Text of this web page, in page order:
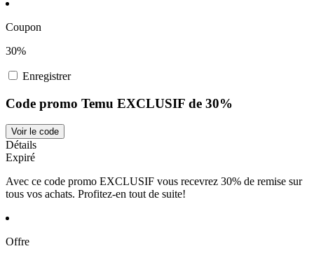
Coupon
30%
Enregistrer
Code promo Temu EXCLUSIF de 30%
Voir le code
Détails
Expiré
Avec ce code promo EXCLUSIF vous recevrez 30% de remise sur
tous vos achats. Profitez-en tout de suite!
Offre